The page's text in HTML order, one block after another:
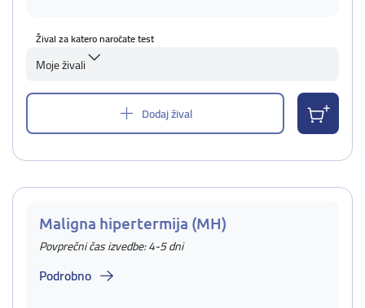
Žival za katero naročate test
Moje živali
Dodaj žival
Maligna hipertermija (MH)
Povprečni čas izvedbe: 4-5 dni
Podrobno